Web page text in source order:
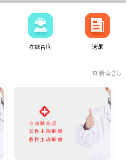
在线咨询 选课
查看全部>